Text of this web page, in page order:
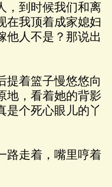
，到时候我们和离
在我顶着成家媳妇
他人不是？那说出
提着篮子慢悠悠向
地，看着她的背影
是个死心眼儿的丫
路走着，嘴里哼着